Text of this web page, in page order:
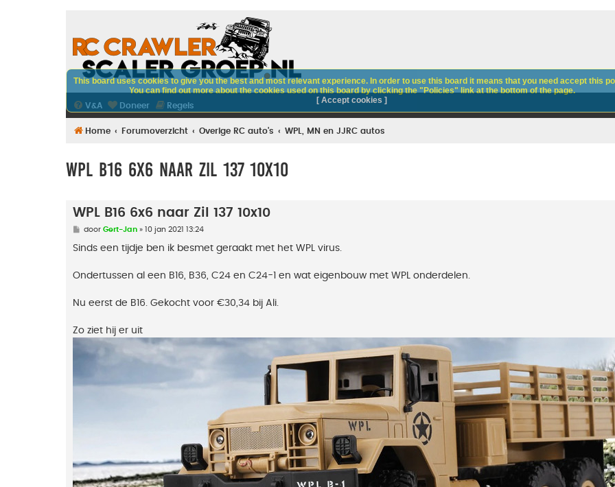
V&A Doneer Regels
Home Forumoverzicht Overige RC auto's WPL, MN en JJRC autos
WPL B16 6x6 naar Zil 137 10x10
WPL B16 6x6 naar Zil 137 10x10
B
r
h
door Gert-Jan» 10 jan 2021 13:24
Sinds een tijdje ben ik besmet geraakt met het WPL virus.
Ondertussen al een B16, B36, C24 en C24-1 en wat eigenbouw met WPL onderdelen.
Nu eerst de B16. Gekocht voor €30,34 bij Ali.
Zo ziet hij er uit
This board uses cookies to give you the best and most relevant experience. In order to use this board it means that you need accept this
You can find out more about the cookies used on this board by clicking the "Policies" link at the bottom of the page.
[ Accept cookies ]